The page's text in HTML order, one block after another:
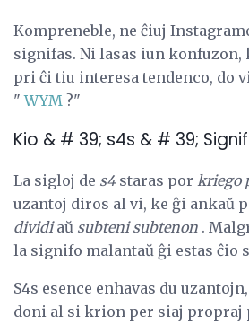
Kompreneble, ne ĉiuj
signifas. Ni lasas iun konfuzon,
pri ĉi tiu interesa tendenco, do
"WYM ?"
Kio & # 39; s4s & # 39;
La sigloj de s4staras por kriego
uzantoj diros al vi, ke ĝi ankaŭ
dividiaŭ subteni subtenon .
la signifo malantaŭ ĝi estas ĉio
S4s esence enhavas du
doni al si krion per siaj propraj